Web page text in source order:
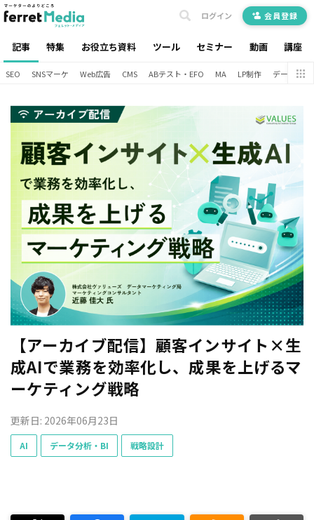
記事 特集 お役立ち資料 ツール セミナー 動画 講座
ログイン 会員登録
SEO SNSマーケ Web広告 CMS ABテスト・EFO MA LP制作 データ分析
【アーカイブ配信】顧客インサイト×生
成AIで業務を効率化し、成果を上げるマ
ーケティング戦略
更新日: 2026年06月23日
AI データ分析・BI 戦略設計